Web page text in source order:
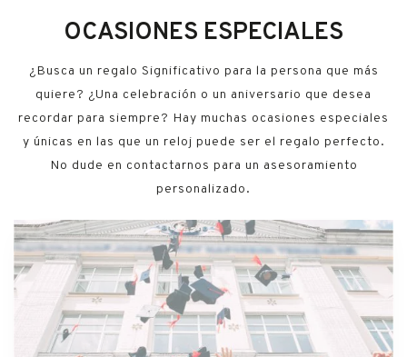
OCASIONES ESPECIALES
¿Busca un regalo Significativo para la persona que más
quiere? ¿Una celebración o un aniversario que desea
recordar para siempre? Hay muchas ocasiones especiales
y únicas en las que un reloj puede ser el regalo perfecto.
No dude en contactarnos para un asesoramiento
personalizado.